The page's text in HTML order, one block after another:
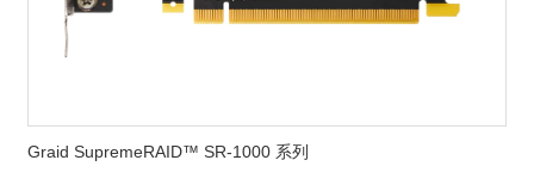
Graid SupremeRAID™ SR-1000 系列